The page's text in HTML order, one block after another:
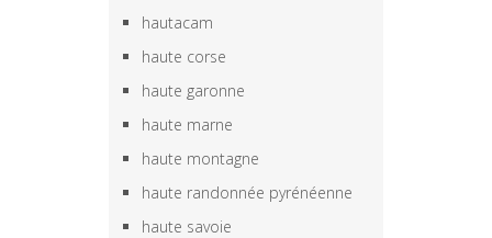
hautacam
haute corse
haute garonne
haute marne
haute montagne
haute randonnée pyrénéenne
haute savoie